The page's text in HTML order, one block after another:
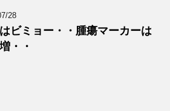
28
ビミョー・・腫瘍マーカーは
・・